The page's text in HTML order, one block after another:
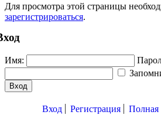
Для просмотра этой страницы
зарегистрироваться.
Имя:
Вход
Вход Регистрация Полная